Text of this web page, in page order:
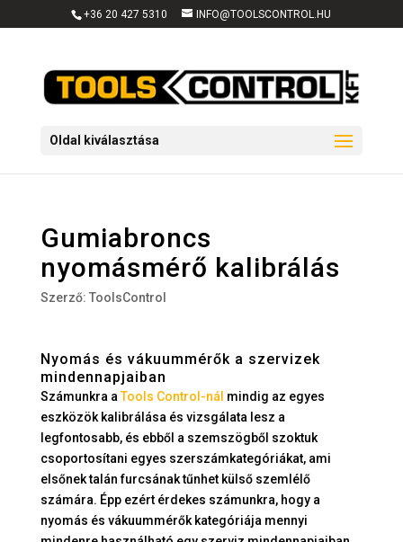
+36 20 427 5310 INFO@TOOLSCONTROL.HU
Oldal kiválasztása
Gumiabroncs
nyomásmérő kalibrálás
Szerző: ToolsControl
Nyomás és vákuummérők a szervizek
mindennapjaiban
Számunkra aTools Control-nál mindig az egyes
eszközök kalibrálása és vizsgálata lesz a
legfontosabb, és ebből a szemszögből szoktuk
csoportosítani egyes szerszámkategóriákat, ami
elsőnek talán furcsának tűnhet külső szemlélő
számára. Épp ezért érdekes számunkra, hogy a
nyomás és vákuummérők kategóriája mennyi